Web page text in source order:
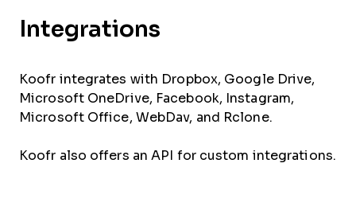
Integrations
Koofr integrates with Dropbox, Google Drive,
Microsoft OneDrive, Facebook, Instagram,
Microsoft Office, WebDav, and Rclone.
Koofr also offers an API for custom integrations.